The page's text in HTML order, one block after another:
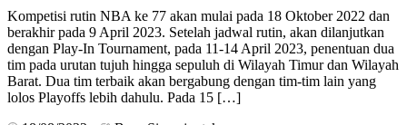
Kompetisi rutin NBA ke 77 akan mulai pada 18 Oktober 2022 dan
berakhir pada 9 April 2023. Setelah jadwal rutin, akan dilanjutkan
dengan Play-In Tournament, pada 11-14 April 2023, penentuan dua
tim pada urutan tujuh hingga sepuluh di Wilayah Timur dan Wilayah
Barat. Dua tim terbaik akan bergabung dengan tim-tim lain yang
lolos Playoffs lebih dahulu. Pada 15 […]